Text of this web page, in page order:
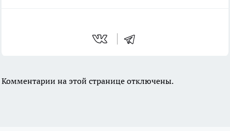
Комментарии на этой странице отключены.